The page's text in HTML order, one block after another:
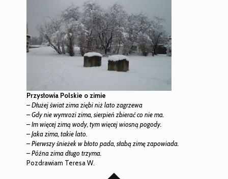
Przysłowia Polskie o zimie
–Dłużej świat zima ziębi niż lato zagrzewa
–Gdy nie wymrozi zima, sierpień zbierać co nie ma.
–Im więcej zimą wody, tym więcej wiosną pogody.
–Jaka zima, takie lato.
–Pierwszy śnieżek w błoto pada, słabą zimę zapowiada.
–Późna zima długo trzyma.
Pozdrawiam Teresa W.